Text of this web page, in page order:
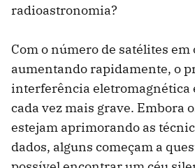
radioastronomia?
Com o número de satélites em
aumentando rapidamente, o
interferência eletromagnética
cada vez mais grave. Embora
estejam aprimorando as
dados, alguns começam a